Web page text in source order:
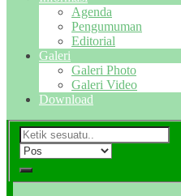
Agenda
Pengumuman
Editorial
Galeri
Galeri Photo
Galeri Video
Download